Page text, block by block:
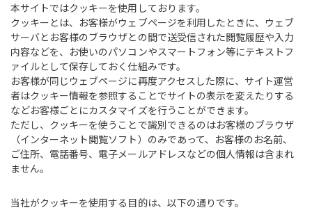
本サイトではクッキーを使用しております。
クッキーとは、お客様がウェブページを利用したときに、ウェブ
サーバとお客様のブラウザとの間で送受信された閲覧履歴や入力
内容などを、お使いのパソコンやスマートフォン等にテキストフ
ァイルとして保存しておく仕組みです。
お客様が同じウェブページに再度アクセスした際に、サイト運営
者はクッキー情報を参照することでサイトの表示を変えたりする
などお客様ごとにカスタマイズを行うことができます。
ただし、クッキーを使うことで識別できるのはお客様のブラウザ
（インターネット閲覧ソフト）のみであって、お客様のお名前、
ご住所、電話番号、電子メールアドレスなどの個人情報は含まれ
ません。
当社がクッキーを使用する目的は、以下の通りです。